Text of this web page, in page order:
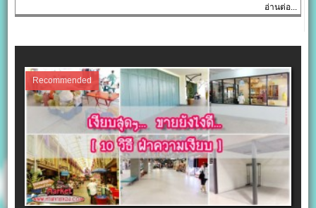
อ่านต่อ...
Recommended